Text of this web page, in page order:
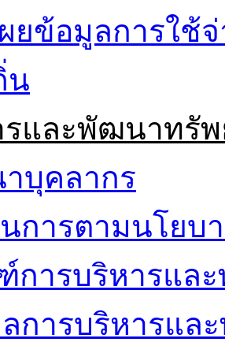
ยข้อมูลการใช้
น
รและพัฒนาทรั
บุคลากร
การตามนโยบ
การบริหารแล
ลการบริหารแ